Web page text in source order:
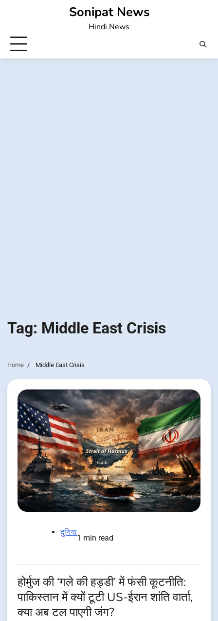
Sonipat News
Hindi News
Tag: Middle East Crisis
Home Middle East Crisis
दुनिया
1 min read
होर्मुज की ‘गले की हड्डी’ में फंसी कूटनीति:
पाकिस्तान में क्यों टूटी US-ईरान शांति वार्ता,
क्या अब टल पाएगी जंग?